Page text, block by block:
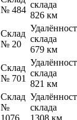
№ 484
склада
826 км
Склад
№ 20
склада
679 км
Склад
№ 701
склада
821 км
Склад
№
1076
склада
1308 км